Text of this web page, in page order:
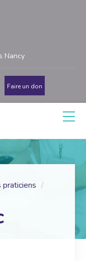
Nancy
Faire un don
praticiens